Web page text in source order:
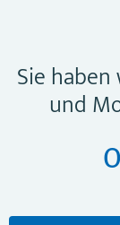
Sie
und